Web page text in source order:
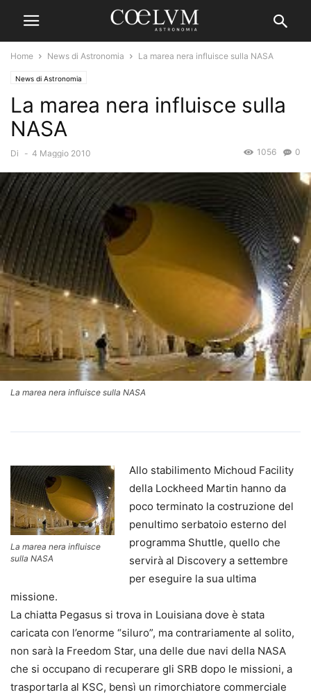
Home News di Astronomia La marea nera influisce sulla NASA
News di Astronomia
La marea nera influisce sulla
NASA
Di - 4 Maggio 2010 0
1056
La marea nera influisce sulla NASA
La marea nera influisce
sulla NASA
Allo stabilimento Michoud Facility
della Lockheed Martin hanno da
poco terminato la costruzione del
penultimo serbatoio esterno del
programma Shuttle, quello che
servirà al Discovery a settembre
per eseguire la sua ultima
missione.
La chiatta Pegasus si trova in Louisiana dove è stata
caricata con l’enorme “siluro”, ma contrariamente al solito,
non sarà la Freedom Star, una delle due navi della NASA
che si occupano di recuperare gli SRB dopo le missioni, a
trasportarla al KSC, bensì un rimorchiatore commerciale